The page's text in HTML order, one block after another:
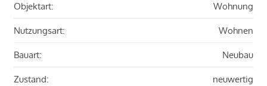
Objektart: Wohnung
Nutzungsart: Wohnen
Bauart: Neubau
Zustand: neuwertig